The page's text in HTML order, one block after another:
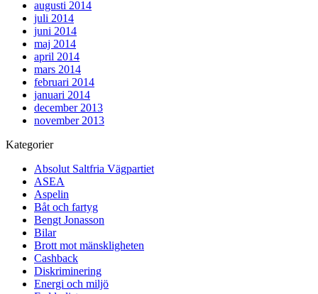
augusti 2014
juli 2014
juni 2014
maj 2014
april 2014
mars 2014
februari 2014
januari 2014
december 2013
november 2013
Kategorier
Absolut Saltfria Vägpartiet
ASEA
Aspelin
Båt och fartyg
Bengt Jonasson
Bilar
Brott mot mänskligheten
Cashback
Diskriminering
Energi och miljö